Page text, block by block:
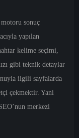
sonuç
yapılan
kelime seçimi,
gibi teknik detaylar
ilgili sayfalarda
çekmektir. Yani
merkezi